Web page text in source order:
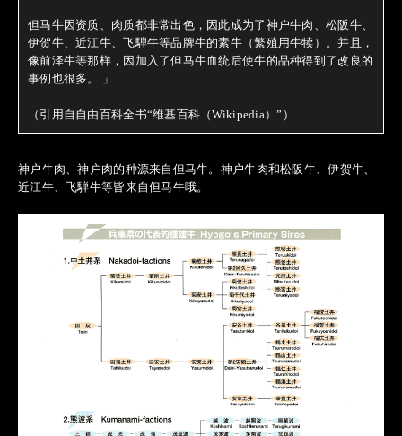
但马牛因资质、肉质都非常出色，因此成为了神户牛肉、松阪牛、
伊贺牛、近江牛、飞騨牛等品牌牛的素牛（繁殖用牛犊）。并且，
像前泽牛等那样，因加入了但马牛血统后使牛的品种得到了改良的
事例也很多。 」
（引用自自由百科全书“维基百科（Wikipedia）”）
神户牛肉、神户肉的种源来自但马牛。神户牛肉和松阪牛、伊贺牛、
近江牛、飞騨牛等皆来自但马牛哦。